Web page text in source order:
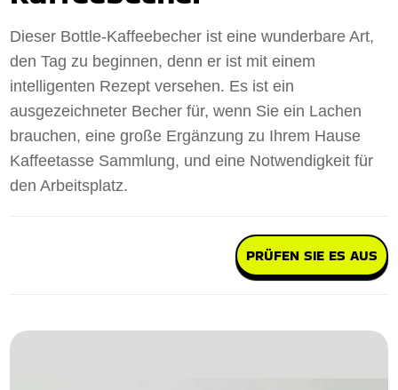
Dieser Bottle-Kaffeebecher ist eine wunderbare Art,
den Tag zu beginnen, denn er ist mit einem
intelligenten Rezept versehen. Es ist ein
ausgezeichneter Becher für, wenn Sie ein Lachen
brauchen, eine große Ergänzung zu Ihrem Hause
Kaffeetasse Sammlung, und eine Notwendigkeit für
den Arbeitsplatz.
PRÜFEN SIE ES AUS